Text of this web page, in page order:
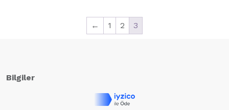
← 1 2 3
Bilgiler